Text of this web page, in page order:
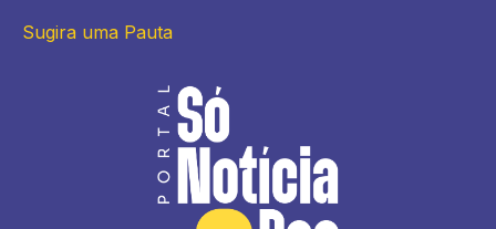
Sugira uma Pauta